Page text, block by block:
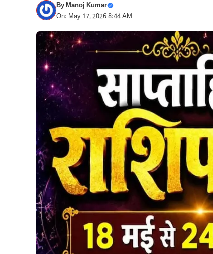
ByManoj Kumar
On: May 17, 2026 8:44 AM